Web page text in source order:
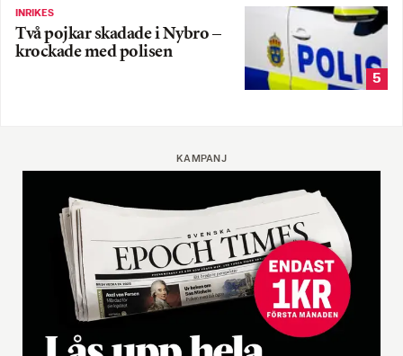
INRIKES
Två pojkar skadade i Nybro –
krockade med polisen
5
KAMPANJ